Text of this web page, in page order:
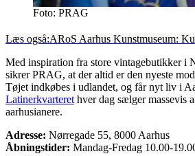
Foto: PRAG
Læs også:ARoS Aarhus Kunstmuseum:
Med inspiration fra store vintagebutikker i
sikrer PRAG, at der altid er den nyeste
Tøjet indkøbes i udlandet, og får nyt liv i
Latinerkvarteret hver dag sælger massevis
aarhusianere.
Adresse: Nørregade 55, 8000 Aarhus
Åbningstider: Mandag-Fredag 10.00-